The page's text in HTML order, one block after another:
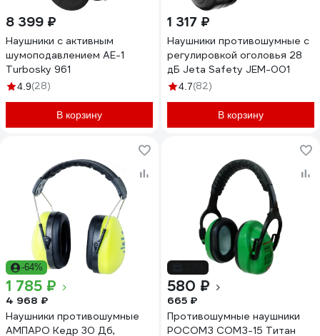
8 399 ₽
Наушники с активным
шумоподавлением AE-1
Turbosky 961
4.9(28)
В корзину
1 317 ₽
Наушники противошумные с
регулировкой оголовья 28
дБ Jeta Safety JEM-001
4.7(82)
В корзину
-64%
1 785 ₽
4 968 ₽
Наушники противошумные
АМПАРО Кедр 30 Дб,
580 ₽
665 ₽
Противошумные наушники
РОСОМЗ СОМЗ-15 Титан